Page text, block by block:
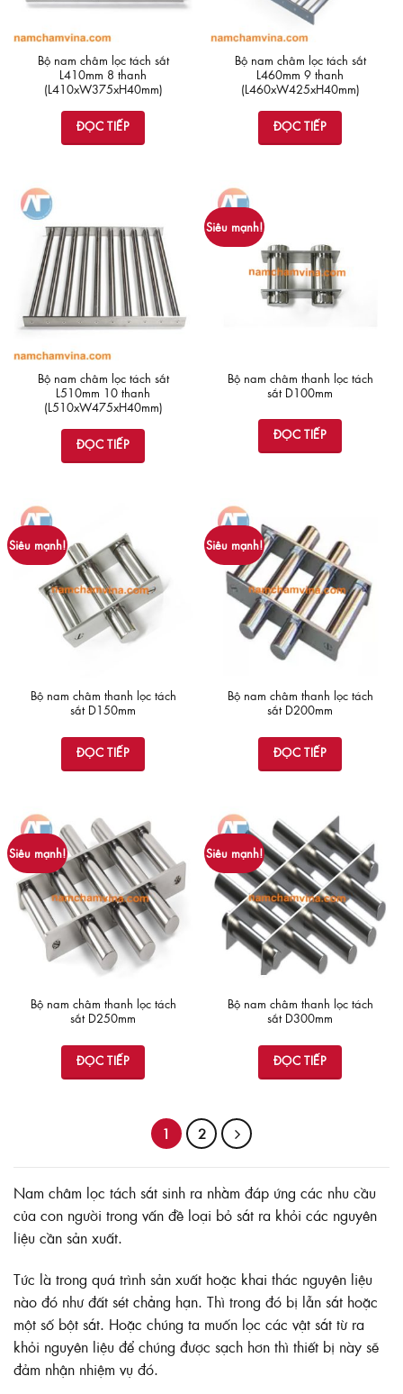
Bộ nam châm lọc tách sắt
L410mm 8 thanh
(L410xW375xH40mm)
ĐỌC TIẾP
Bộ nam châm lọc tách sắt
L460mm 9 thanh
(L460xW425xH40mm)
ĐỌC TIẾP
Bộ nam châm lọc tách sắt
L510mm 10 thanh
(L510xW475xH40mm)
ĐỌC TIẾP
Siêu mạnh!
Bộ nam châm thanh lọc tách
sắt D100mm
ĐỌC TIẾP
Siêu mạnh!
Bộ nam châm thanh lọc tách
sắt D150mm
ĐỌC TIẾP
Siêu mạnh!
Bộ nam châm thanh lọc tách
sắt D200mm
ĐỌC TIẾP
Siêu mạnh!
Bộ nam châm thanh lọc tách
sắt D250mm
ĐỌC TIẾP
Siêu mạnh!
Bộ nam châm thanh lọc tách
sắt D300mm
ĐỌC TIẾP
1 2
Nam châm lọc tách sắt sinh ra nhằm đáp ứng các nhu cầu
của con người trong vấn đề loại bỏ sắt ra khỏi các nguyên
liệu cần sản xuất.
Tức là trong quá trình sản xuất hoặc khai thác nguyên liệu
nào đó như đất sét chẳng hạn. Thì trong đó bị lẫn sắt hoặc
một số bột sắt. Hoặc chúng ta muốn lọc các vật sắt từ ra
khỏi nguyên liệu để chúng được sạch hơn thì thiết bị này sẽ
đảm nhận nhiệm vụ đó.